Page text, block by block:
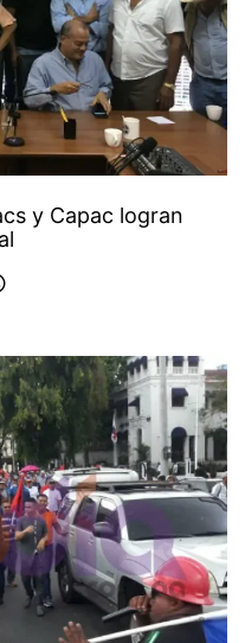
y Capac logran